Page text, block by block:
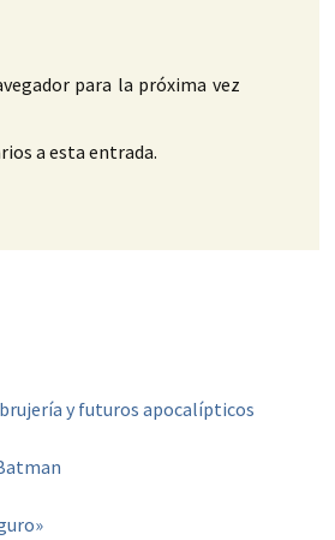
para la próxima vez
a esta entrada.
brujería y futuros apocalípticos